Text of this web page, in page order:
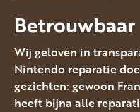
Betrouwbaar
Wij geloven in
Nintendo reparatie
gezichten: gewoon
heeft bijna alle